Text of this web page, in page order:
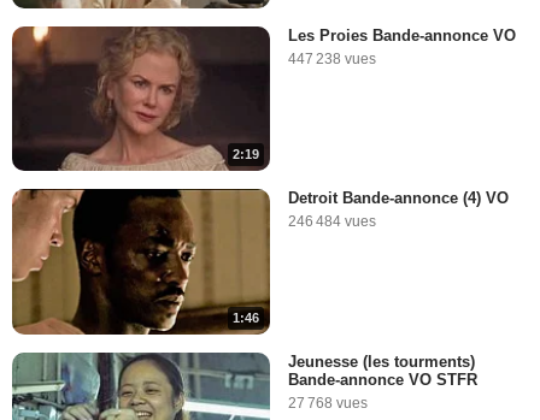
2:19
Les Proies Bande-annonce VO
447 238 vues
1:46
Detroit Bande-annonce (4) VO
246 484 vues
Jeunesse (les tourments)
Bande-annonce VO STFR
27 768 vues